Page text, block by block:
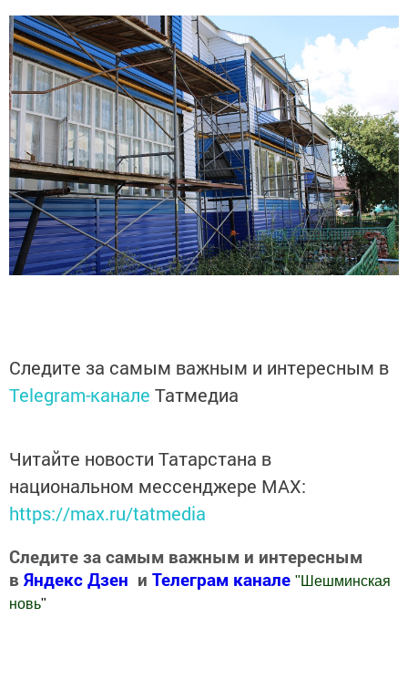
Следите за самым важным и интересным в
Telegram-канале Татмедиа
Читайте новости Татарстана в
национальном мессенджере MАХ:
https://max.ru/tatmedia
Следите за самым важным и интересным
в Яндекс Дзен и Телеграм канале " Шешминская
новь"